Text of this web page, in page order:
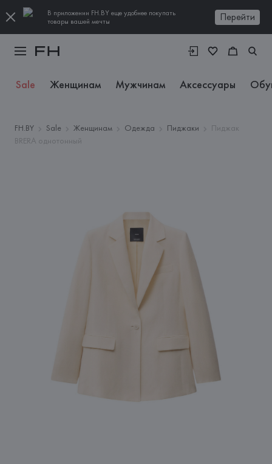
В приложении FH.BY еще удобнее покупать
товары вашей мечты
Перейти
Sale Женщинам Мужчинам Аксессуары
FH.BY Sale Женщинам Одежда Пиджаки
Пиджак
BRERA однотонный